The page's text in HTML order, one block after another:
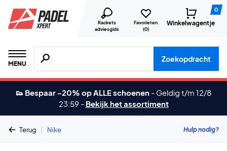
Rackets
adviesgids
Favorieten
(0)
0
Winkelwagentje
MENU
Zoeken naar producten, merken etc.
Zoekopdracht
👟 Bespaar -20% op ALLE schoenen - Geldig t/m 12/8
23:59 - Bekijk het assortiment
Terug | Nike Hulp nodig?